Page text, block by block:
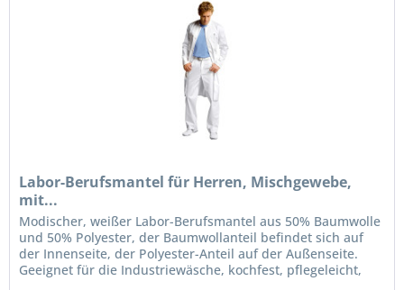
Labor-Berufsmantel für Herren, Mischgewebe,
mit...
Modischer, weißer Labor-Berufsmantel aus 50% Baumwolle
und 50% Polyester, der Baumwollanteil befindet sich auf
der Innenseite, der Polyester-Anteil auf der Außenseite.
Geeignet für die Industriewäsche, kochfest, pflegeleicht,